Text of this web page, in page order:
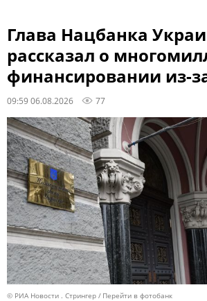
Глава Нацбанка
рассказал о
финансировании из-
09:59 06.08.2026 77
© РИА Новости . Стрингер Перейти в фотобанк